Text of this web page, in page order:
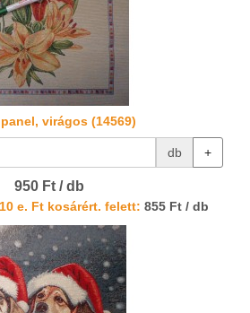
virágos (14569)
db +
950 Ft / db
e. Ft kosárért. felett: 855 Ft / db